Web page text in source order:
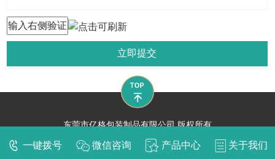
立即提交
东莞市亿格包装制品有限公司 版权所有
东莞网站建设​
一键拨号 微信咨询 产品中心 关于我们